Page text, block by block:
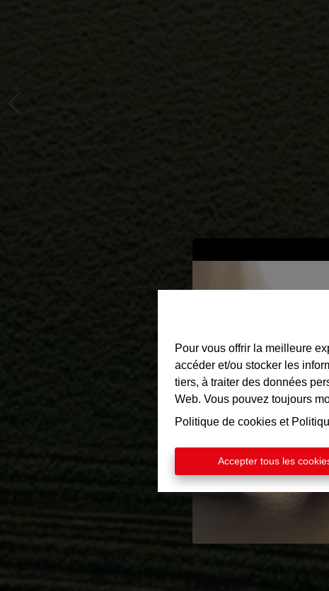
Pour vous offrir la meilleure
accéder et/ou stocker les
tiers, à traiter des données
Web. Vous pouvez toujours
Politique de cookies et
Accepter tous les